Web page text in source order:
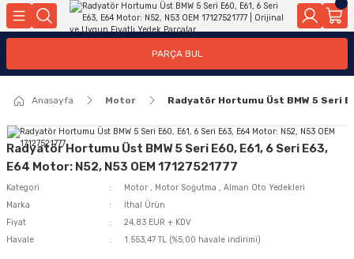
Geri Dön
Geri Dön
Geri Dön
Yakıt Pompası, Yakıt Hatları
Motor Elektrik
Ateşleme Buji Bobin Buji Kablosu
Geri Dön
Geri Dön
Geri Dön
Kollar
Geri Dön
Geri Dön
Ön Arka
Geri Dön
PARÇA BUL
Anasayfa Motor Radyatör Hortumu Üst BMW 5 Seri
Radyatör Hortumu Üst BMW 5 Seri E60, E61, 6 Seri E63,
E64 Motor: N52, N53 OEM 17127521777
Kategori Motor , Motor Soğutma , Alman Oto Yedekleri
Marka
İthal Ürün
Fiyat
24,83 EUR + KDV
Havale
1.553,47 TL (%5,00 havale indirimi)